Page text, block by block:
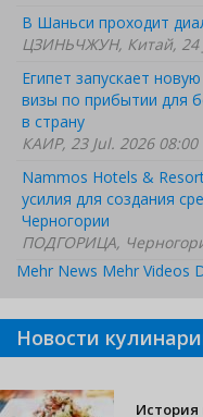
В Шаньси проходит
ЦЗИНЬЧЖУН, Китай, 24
Египет запускает
визы по прибытии для
в страну
КАИР, 23 Jul. 2026 08:00
Nammos Hotels &
усилия для создания
Черногории
ПОДГОРИЦА,
Mehr News Mehr Videos
Новости
История